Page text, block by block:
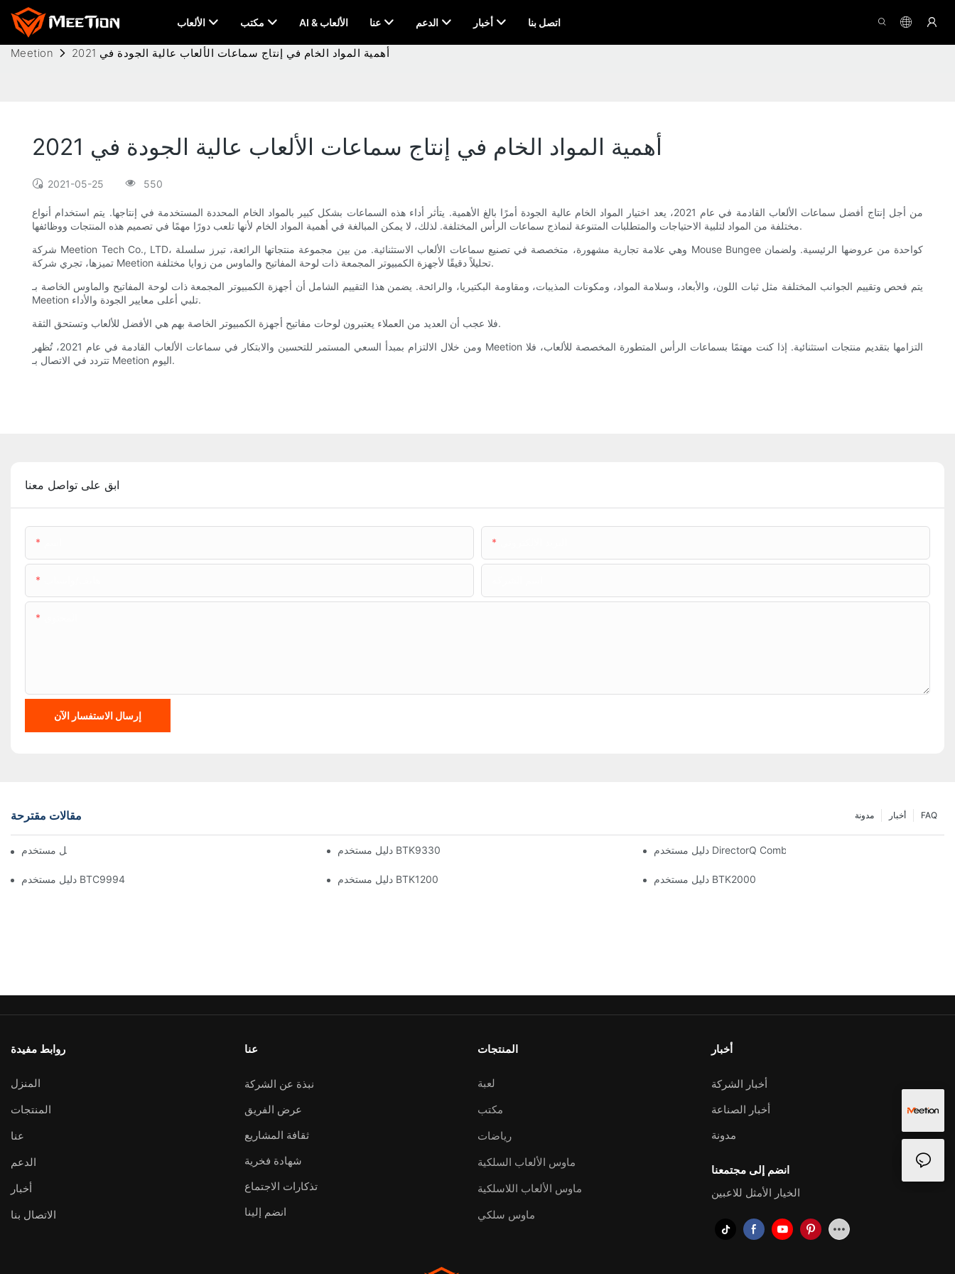
الألعاب مكتب AI & الألعاب عنا الدعم أخبار اتصل بنا
Meetion أهمية المواد الخام في إنتاج سماعات الألعاب عالية الجودة في 2021
أهمية المواد الخام في إنتاج سماعات الألعاب عالية الجودة في 2021
2021-05-25 550
من أجل إنتاج أفضل سماعات الألعاب القادمة في عام 2021، يعد اختيار المواد الخام عالية الجودة أمرًا بالغ الأهمية. يتأثر أداء هذه السماعات بشكل كبير بالمواد الخام المحددة المستخدمة في إنتاجها. يتم استخدام أنواع
مختلفة من المواد لتلبية الاحتياجات والمتطلبات المتنوعة لنماذج سماعات الرأس المختلفة. لذلك، لا يمكن المبالغة في أهمية المواد الخام لأنها تلعب دورًا مهمًا في تصميم هذه المنتجات ووظائفها.
شركة Meetion Tech Co., LTD، وهي علامة تجارية مشهورة، متخصصة في تصنيع سماعات الألعاب الاستثنائية. من بين مجموعة منتجاتها الرائعة، تبرز سلسلة Mouse Bungee كواحدة من عروضها الرئيسية. ولضمان
تميزها، تجري شركة Meetion تحليلاً دقيقًا لأجهزة الكمبيوتر المجمعة ذات لوحة المفاتيح والماوس من زوايا مختلفة.
يتم فحص وتقييم الجوانب المختلفة مثل ثبات اللون، والأبعاد، وسلامة المواد، ومكونات المذيبات، ومقاومة البكتيريا، والرائحة. يضمن هذا التقييم الشامل أن أجهزة الكمبيوتر المجمعة ذات لوحة المفاتيح والماوس الخاصة بـ
Meetion تلبي أعلى معايير الجودة والأداء.
فلا عجب أن العديد من العملاء يعتبرون لوحات مفاتيح أجهزة الكمبيوتر الخاصة بهم هي الأفضل للألعاب وتستحق الثقة.
ومن خلال الالتزام بمبدأ السعي المستمر للتحسين والابتكار في سماعات الألعاب القادمة في عام 2021، تُظهر Meetion التزامها بتقديم منتجات استثنائية. إذا كنت مهتمًا بسماعات الرأس المتطورة المخصصة للألعاب، فلا
تتردد في الاتصال بـ Meetion اليوم.
ابق على تواصل معنا
إرسال الاستفسار الآن
مقالات مقترحة FAQ أخبار مدونة
دليل مستخدم BTK9330 دليل مستخدم DirectorQ Combo
دليل مستخدم BTC9994 دليل مستخدم BTK1200 دليل مستخدم BTK2000
روابط مفيدة
المنزل
المنتجات
عنا
الدعم
أخبار
الاتصال بنا
عنا
نبذة عن الشركة
عرض الفريق
ثقافة المشاريع
شهادة فخرية
تذكارات الاجتماع
انضم إلينا
المنتجات
لعبة
مكتب
رياضات
ماوس الألعاب السلكية
ماوس الألعاب اللاسلكية
ماوس سلكي
أخبار
أخبار الشركة
أخبار الصناعة
مدونة
انضم إلى مجتمعنا
الخيار الأمثل للاعبين